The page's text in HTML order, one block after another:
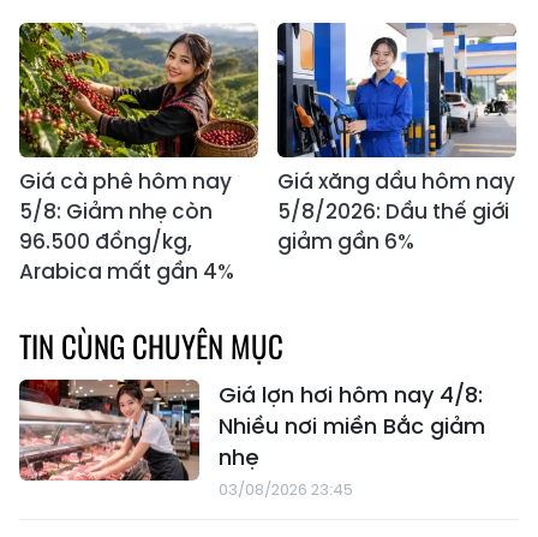
Giá cà phê hôm nay
5/8: Giảm nhẹ còn
96.500 đồng/kg,
Arabica mất gần 4%
Giá xăng dầu hôm nay
5/8/2026: Dầu thế giới
giảm gần 6%
TIN CÙNG CHUYÊN MỤC
Giá lợn hơi hôm nay 4/8:
Nhiều nơi miền Bắc giảm
nhẹ
03/08/2026 23:45